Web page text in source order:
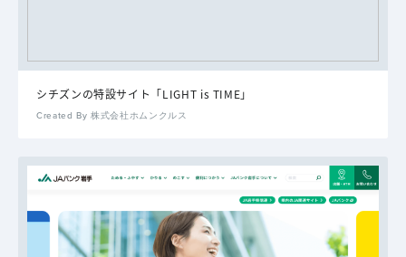
シチズンの特設サイト「LIGHT is TIME」
Created By 株式会社ホムンクルス